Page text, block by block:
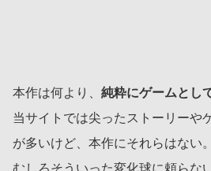
本作は何より、 純粋にゲームとし
当サイトでは尖ったストーリーや
が多いけど、本作にそれらはない。
むしろそういった変化球に頼らな